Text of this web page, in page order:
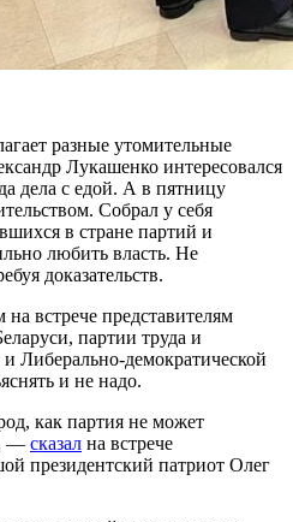
разные утомительные
Лукашенко интересовался
дела с едой. А в пятницу
Собрал у себя
в стране партий и
любить власть. Не
доказательств.
встрече представителям
партии труда и
Либерально-демократической
и не надо.
как партия не может
— сказал на встрече
президентский патриот Олег